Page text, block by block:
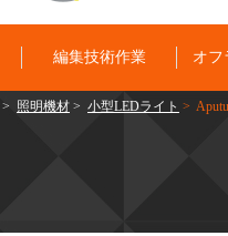
編集技術作業 オフ
> 照明機材 > 小型LEDライト >